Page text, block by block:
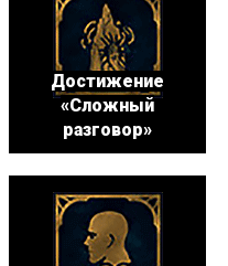
Достижение
«Сложный
разговор»